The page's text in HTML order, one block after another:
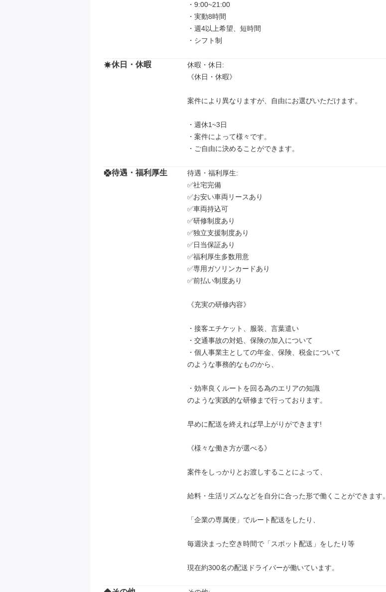
・9:00~21:00
・実動8時間
・週4以上希望、短時間
・シフト制
休日・休暇
休暇・休日:
《休日・休暇》
案件により異なりますが、自由にお選びいただけます。
・週休1~3日
・案件によって様々です。
・ご自由に決めることができます。
待遇・福利厚生
待遇・福利厚生:
✅社宅完備
✅お安い車両リースあり
✅車両持込可
✅研修制度あり
✅独立支援制度あり
✅日当保証あり
✅福利厚生多数用意
✅専用ガソリンカードあり
✅前払い制度あり
《充実の研修内容》
・接客エチケット、服装、言葉遣い
・交通事故の対処、保険の加入について
・個人事業主としての年金、保険、税金について
のような事務的なものから、
・効率良くルートを回る為のエリアの知識
のような実践的な研修まで行っております。
早めに配送を終えれば早上がりができます!
《様々な働き方が選べる》
案件をしっかりとお渡しすることによって、
給料・生活リズムなどを自分に合った形で働くことができます。
「企業の専属便」でルート配送をしたり、
毎週決まった空き時間で「スポット配送」をしたり等
現在約300名の配送ドライバーが働いています。